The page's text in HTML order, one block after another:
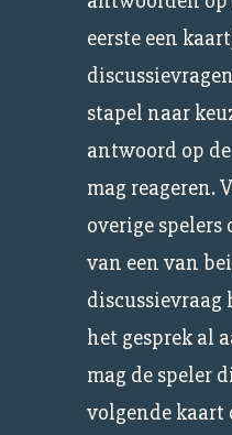
eerste een
stapel naar
antwoord op
mag reageren.
overige spelers
van een van
het gesprek al
mag de speler
volgende kaart